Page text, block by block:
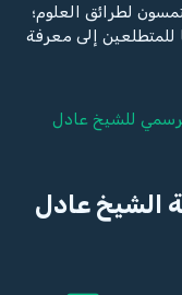
لطرائق العلوم؛
للمتطلعين إلى معرفة
عادل
الشيخ عادل